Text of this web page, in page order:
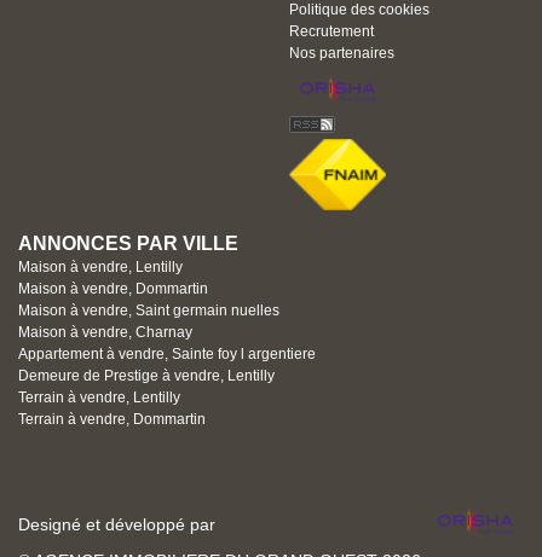
Politique des cookies
Recrutement
Nos partenaires
ANNONCES PAR VILLE
Maison à vendre, Lentilly
Maison à vendre, Dommartin
Maison à vendre, Saint germain nuelles
Maison à vendre, Charnay
Appartement à vendre, Sainte foy l argentiere
Demeure de Prestige à vendre, Lentilly
Terrain à vendre, Lentilly
Terrain à vendre, Dommartin
Designé et développé par